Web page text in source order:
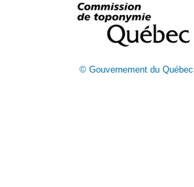
© Gouvernement du